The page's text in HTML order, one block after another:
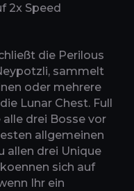
2x Speed
die Perilous
sammelt
oder mehrere
Lunar Chest. Full
drei Bosse vor
allgemeinen
allen drei Unique
sich auf
Ihr ein